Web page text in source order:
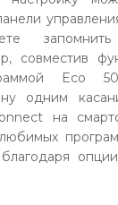
запомнить
совместив
Eco
одним
на